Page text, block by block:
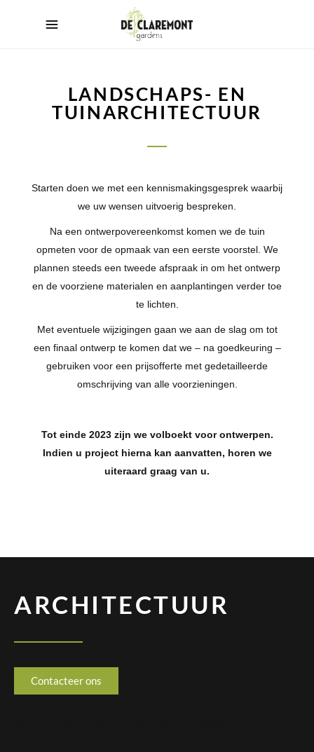
LANDSCHAPS- EN
TUINARCHITECTUUR
Starten doen we met een kennismakingsgesprek waarbij
we uw wensen uitvoerig bespreken.
Na een ontwerpovereenkomst komen we de tuin
opmeten voor de opmaak van een eerste voorstel. We
plannen steeds een tweede afspraak in om het ontwerp
en de voorziene materialen en aanplantingen verder toe
te lichten.
Met eventuele wijzigingen gaan we aan de slag om tot
een finaal ontwerp te komen dat we – na goedkeuring –
gebruiken voor een prijsofferte met gedetailleerde
omschrijving van alle voorzieningen.
Tot einde 2023 zijn we volboekt voor ontwerpen.
Indien u project hierna kan aanvatten, horen we
uiteraard graag van u.
ARCHITECTUUR
Contacteer ons